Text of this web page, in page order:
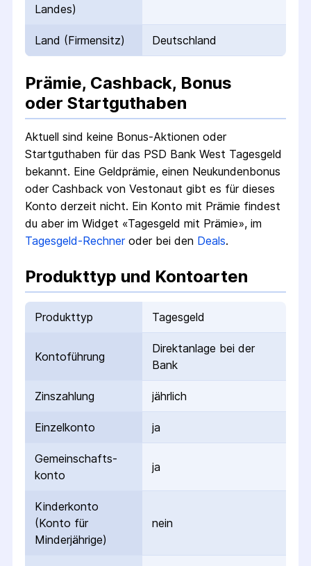
Landes)
Land (Firmensitz) Deutschland
Prämie, Cashback, Bonus
oder Startguthaben
Aktuell sind keine Bonus-Aktionen oder
Startguthaben für das PSD Bank West Tagesgeld
bekannt. Eine Geldprämie, einen Neukundenbonus
oder Cashback von Vestonaut gibt es für dieses
Konto derzeit nicht. Ein Konto mit Prämie findest
du aber im Widget «Tagesgeld mit Prämie», im
Tagesgeld-Rechneroder bei den Deals.
Produkttyp und Kontoarten
Produkttyp Tagesgeld
Kontoführung
Direktanlage bei der
Bank
Zinszahlung jährlich
Einzelkonto ja
Gemeinschafts­
konto
ja
Kinderkonto
(Konto für
Minderjährige)
nein